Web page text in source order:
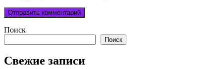
Поиск
Поиск
Свежие записи